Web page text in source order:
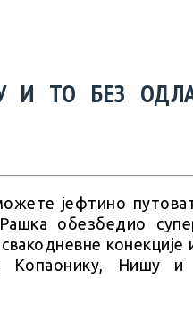
И ТО БЕЗ
јефтино
обезбедио
конекције
Копаонику, Нишу и